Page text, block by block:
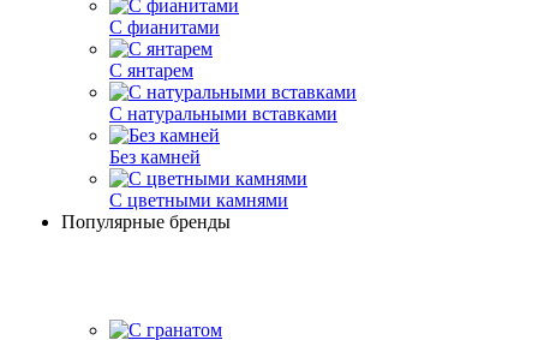
С фианитами
С янтарем
С натуральными вставками
Без камней
С цветными камнями
Популярные бренды